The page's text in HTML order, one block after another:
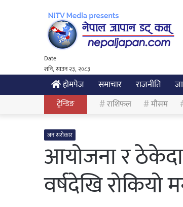
Date
शनि, साउन २३, २०८३
होमपेज समाचार राजनीति
ट्रेन्डिङ राशिफल मौसम
जन सरोकार
आयोजना र
वर्षदेखि रोकियो